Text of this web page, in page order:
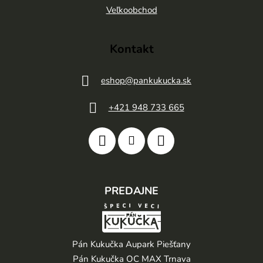
Veľkoobchod
Kontakt
eshop@pankukucka.sk
+421 948 733 665
PREDAJNE
Pán Kukučka Aupark Piešťany
Pán Kukučka OC MAX Trnava